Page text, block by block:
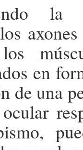
la
en
de una